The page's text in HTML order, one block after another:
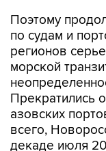
Поэтому
по судам и
регионов
морской
Прекратились
азовских
всего,
декаде июля